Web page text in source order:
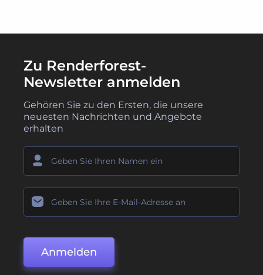
Zu Renderforest-
Newsletter anmelden
Gehören Sie zu den Ersten, die unsere
neuesten Nachrichten und Angebote
erhalten
Anmelden